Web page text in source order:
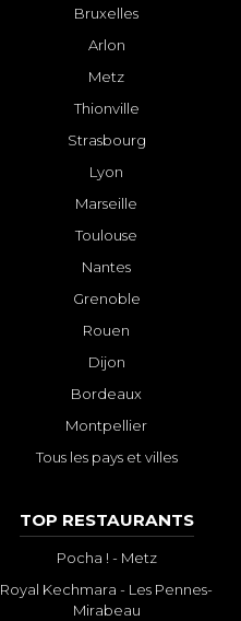
Bruxelles
Arlon
Metz
Thionville
Strasbourg
Lyon
Marseille
Toulouse
Nantes
Grenoble
Rouen
Dijon
Bordeaux
Montpellier
Tous les pays et villes
TOP RESTAURANTS
Pocha ! - Metz
Royal Kechmara - Les Pennes-
Mirabeau